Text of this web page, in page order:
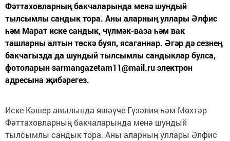
Фәттаховларның бакчаларында менә шундый
тылсымлы сандык тора. Аны аларның уллары Әлфис
һәм Марат иске сандык, чүлмәк-ваза һәм вак
ташларны алтын төскә буяп, ясаганнар. Әгәр дә сезнең
бакчагызда да шундый тылсымлы сандыклар булса,
фотоларын sarmangazetam11@mail.ru электрон
адресына җибәрегез.
Иске Кәшер авылында яшәүче Гүзәлия һәм Мөхтәр
Фәттаховларның бакчаларында менә шундый
тылсымлы сандык тора. Аны аларның уллары Әлфис